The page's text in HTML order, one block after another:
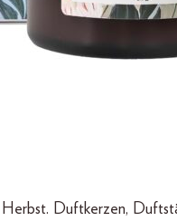
Duftkerzen,